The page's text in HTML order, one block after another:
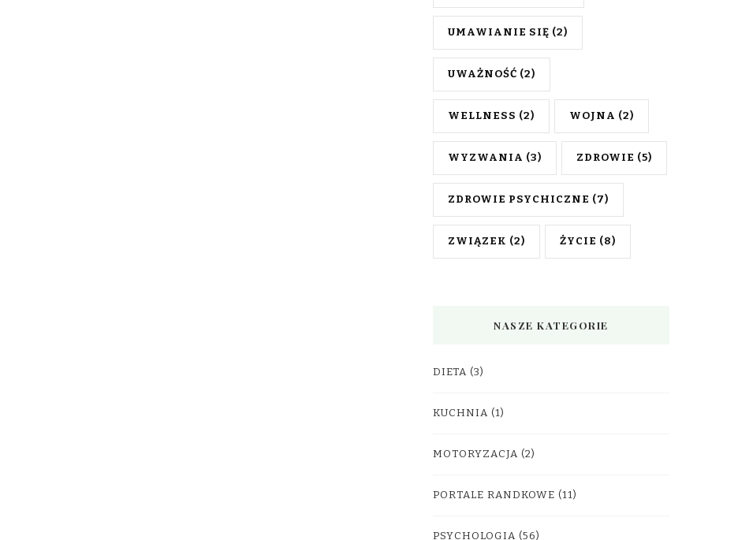
UMAWIANIE SIĘ (2)
UWAŻNOŚĆ (2)
WELLNESS (2) WOJNA (2)
WYZWANIA (3) ZDROWIE (5)
ZDROWIE PSYCHICZNE (7)
ZWIĄZEK (2) ŻYCIE (8)
NASZE KATEGORIE
DIETA (3)
KUCHNIA (1)
MOTORYZACJA (2)
PORTALE RANDKOWE (11)
PSYCHOLOGIA (56)